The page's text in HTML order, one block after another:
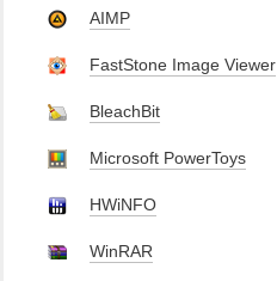
AIMP
FastStone Image Viewer
BleachBit
Microsoft PowerToys
HWiNFO
WinRAR